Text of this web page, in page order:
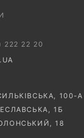
222 22 20
100-A
1Б
18